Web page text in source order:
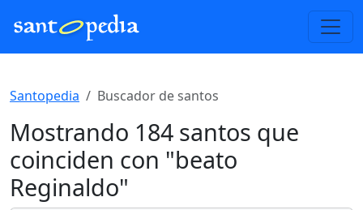
Santopedia Buscador de santos
Mostrando 184 santos que
coinciden con "beato
Reginaldo"